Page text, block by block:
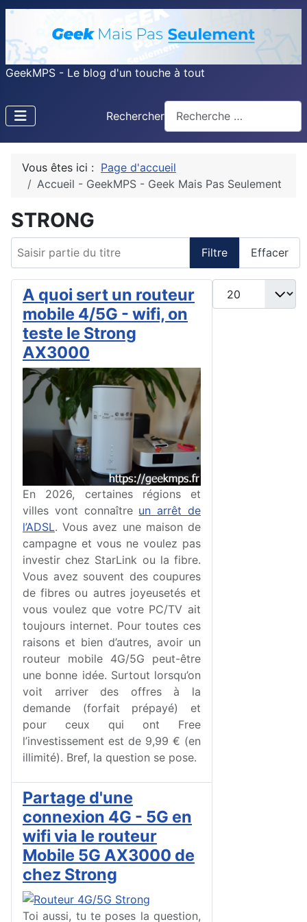
GeekMPS - Le blog d'un touche à tout
Rechercher
Vous êtes ici : Page d'accueil
Accueil - GeekMPS - Geek Mais Pas Seulement
STRONG
Filtre Effacer
Afficher #
A quoi sert un routeur
mobile 4/5G - wifi, on
teste le Strong
AX3000
En 2026, certaines régions et
villes vont connaître un arrêt de
l’ADSL. Vous avez une maison de
campagne et vous ne voulez pas
investir chez StarLink ou la fibre.
Vous avez souvent des coupures
de fibres ou autres joyeusetés et
vous voulez que votre PC/TV ait
toujours internet. Pour toutes ces
raisons et bien d’autres, avoir un
routeur mobile 4G/5G peut-être
une bonne idée. Surtout lorsqu’on
voit arriver des offres à la
demande (forfait prépayé) et
pour ceux qui ont Free
l’investissement est de 9,99 € (en
illimité). Bref, la question se pose.
Partage d'une
connexion 4G - 5G en
wifi via le routeur
Mobile 5G AX3000 de
chez Strong
Toi aussi, tu te poses la question,